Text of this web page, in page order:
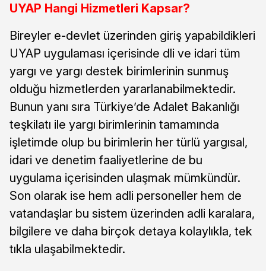
UYAP Hangi Hizmetleri Kapsar?
Bireyler e-devlet üzerinden giriş yapabildikleri
UYAP uygulaması içerisinde dli ve idari tüm
yargı ve yargı destek birimlerinin sunmuş
olduğu hizmetlerden yararlanabilmektedir.
Bunun yanı sıra Türkiye’de Adalet Bakanlığı
teşkilatı ile yargı birimlerinin tamamında
işletimde olup bu birimlerin her türlü yargısal,
idari ve denetim faaliyetlerine de bu
uygulama içerisinden ulaşmak mümkündür.
Son olarak ise hem adli personeller hem de
vatandaşlar bu sistem üzerinden adli karalara,
bilgilere ve daha birçok detaya kolaylıkla, tek
tıkla ulaşabilmektedir.